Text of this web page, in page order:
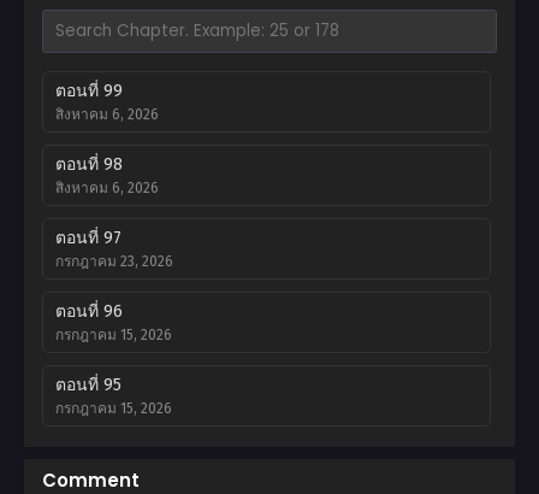
ตอนที่ 99
สิงหาคม 6, 2026
ตอนที่ 98
สิงหาคม 6, 2026
ตอนที่ 97
กรกฎาคม 23, 2026
ตอนที่ 96
กรกฎาคม 15, 2026
ตอนที่ 95
กรกฎาคม 15, 2026
กรกฎาคม 15, 2026
Comment